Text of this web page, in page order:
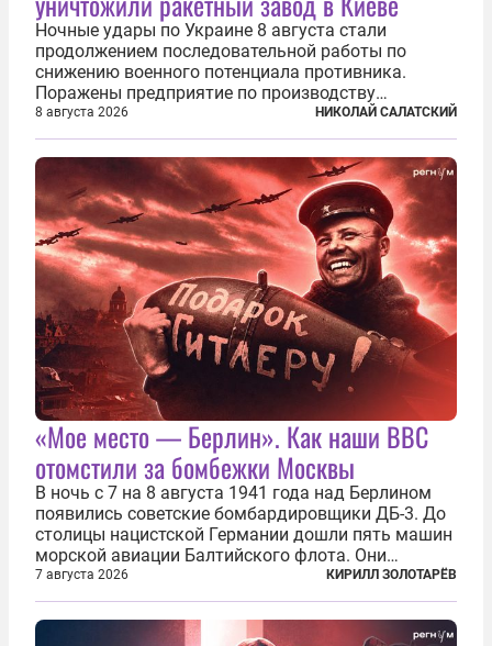
Ночные удары по Украине 8 августа стали
продолжением последовательной работы по
снижению военного потенциала противника.
Поражены предприятие по производству
крылатых ракет, крупный склад топлива и два
сухогруза с военными грузами. Дополнительно
нанесены удары по объектам в ряде городов. В
Киеве...
8 августа 2026 НИКОЛАЙ САЛАТСКИЙ
«Мое место — Берлин». Как наши ВВС
отомстили за бомбежки Москвы
В ночь с 7 на 8 августа 1941 года над Берлином
появились советские бомбардировщики ДБ-3. До
столицы нацистской Германии дошли пять машин
морской авиации Балтийского флота. Они
сбросили бомбы на город, который в тот момент
жил в полной уверенности, что война идет где-то
далеко на востоке, Красная...
7 августа 2026 КИРИЛЛ ЗОЛОТАРЁВ